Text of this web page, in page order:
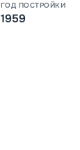
ГОД ПОСТРОЙКИ
1959